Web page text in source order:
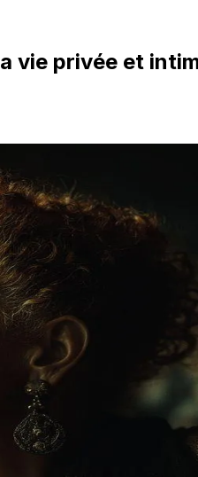
vie privée et